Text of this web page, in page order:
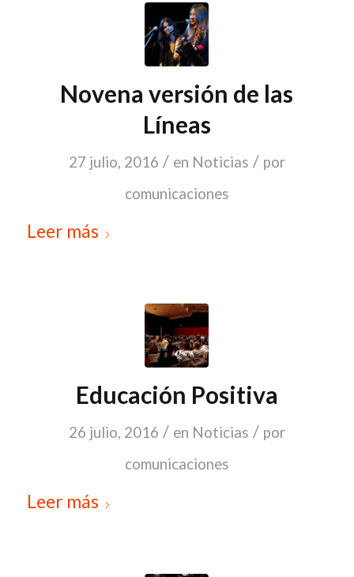
Novena versión de las
Líneas
27 julio, 2016 / en Noticias / por
comunicaciones
Leer más
Educación Positiva
26 julio, 2016 / en Noticias / por
comunicaciones
Leer más